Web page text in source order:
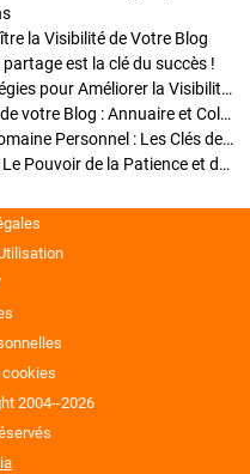
la Visibilité de Votre Blog
est la clé du succès !
Optimisation SEO des Articles : Stratégies pour Améliorer la Visibilité de Votre Blog
Stratégies pour améliorer la visibilité de votre Blog : Annuaire et Collaborations
Pourquoi Investir dans un Nom de Domaine Personnel : Les Clés de la Réussite de Votre Blog
Comment Faire Émerger Votre Blog : Le Pouvoir de la Patience et de la Persévérance
2004--2026